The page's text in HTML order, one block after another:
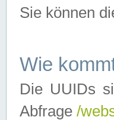
Sie können
Wie
Die UUIDs
Abfrage /